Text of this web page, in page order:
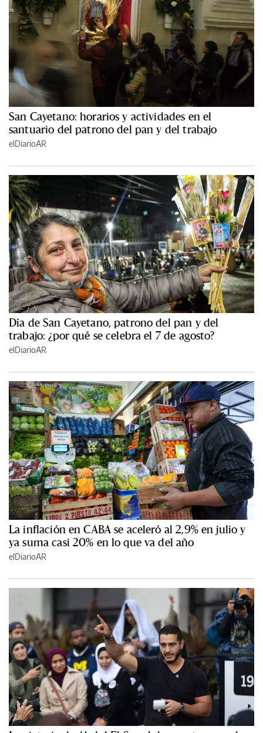
San Cayetano: horarios y actividades en el
santuario del patrono del pan y del trabajo
elDiarioAR
Día de San Cayetano, patrono del pan y del
trabajo: ¿por qué se celebra el 7 de agosto?
elDiarioAR
La inflación en CABA se aceleró al 2,9% en julio y
ya suma casi 20% en lo que va del año
elDiarioAR